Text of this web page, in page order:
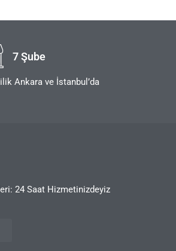
7 Şube
Ankara ve İstanbul’da
24 Saat Hizmetinizdeyiz